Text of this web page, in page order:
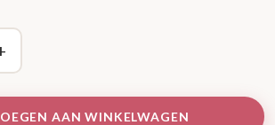
AAN WINKELWAGEN